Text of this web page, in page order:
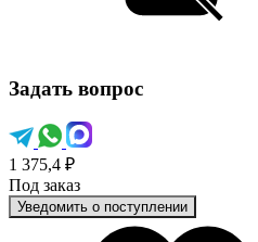
Задать вопрос
1 375,4 ₽
Под заказ
Уведомить о поступлении